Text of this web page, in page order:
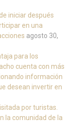
iniciar después
en una
agosto 30,
para los
cuenta con más
información
desean invertir en
por turistas.
la comunidad de la